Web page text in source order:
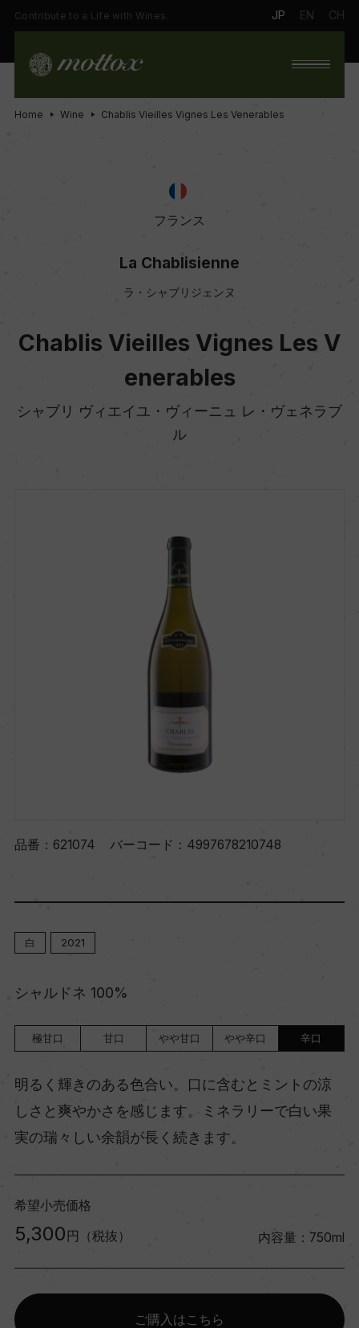
Contribute to a Life with Wines. JP EN CH
Home Wine Chablis Vieilles Vignes Les Venerables
フランス
La Chablisienne
ラ・シャブリジェンヌ
Chablis Vieilles Vignes Les V
enerables
シャブリ ヴィエイユ・ヴィーニュ レ・ヴェネラブ
ル
品番： 621074 バーコード： 4997678210748
白 2021
シャルドネ 100%
極甘口 甘口 やや甘口 やや辛口 辛口
明るく輝きのある色合い。口に含むとミントの涼
しさと爽やかさを感じます。ミネラリーで白い果
実の瑞々しい余韻が長く続きます。
希望小売価格
5,300 円（税抜） 内容量：750ml
ご購入はこちら